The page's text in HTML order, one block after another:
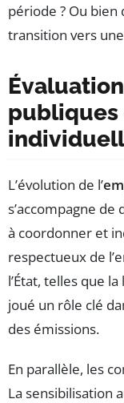
période ? Ou
transition vers
publiques
L’évolution de l’
s’accompagne
à coordonner et
respectueux de
l’État, telles que
joué un rôle clé
des émissions.
En parallèle, les
La sensibilisation